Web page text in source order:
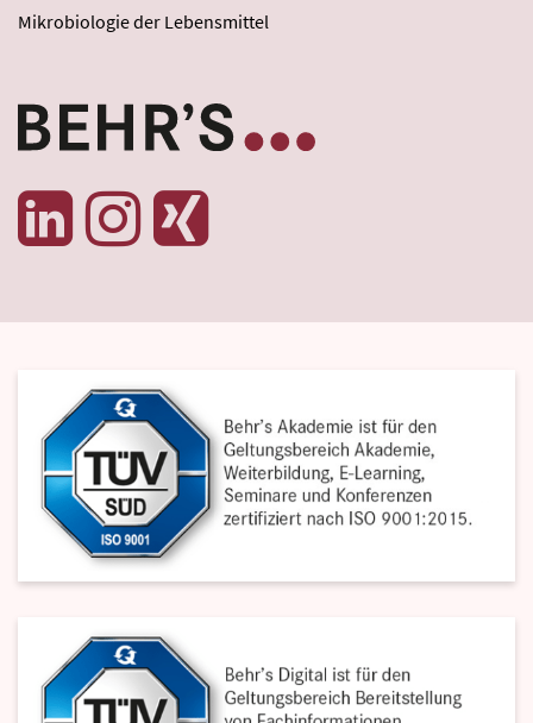
Mikrobiologie der Lebensmittel